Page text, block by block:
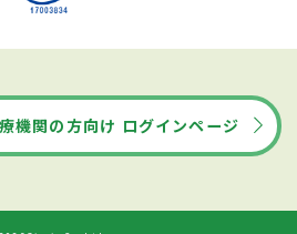
機関の方向け ログインページ